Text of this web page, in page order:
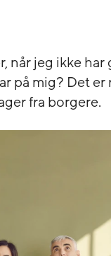
når jeg ikke har
på mig? Det er
fra borgere.